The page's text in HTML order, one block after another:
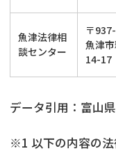
魚津法律相
談センター
〒
魚津
14-17
データ引用：富山
※1 以下の内容の法